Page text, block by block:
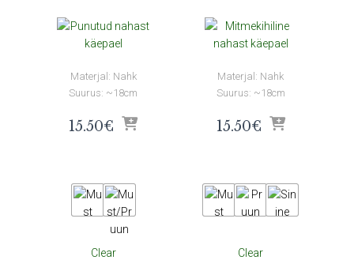
Materjal: Nahk
Suurus: ~18cm
15.50€
Clear
Materjal: Nahk
Suurus: ~18cm
15.50€
Clear